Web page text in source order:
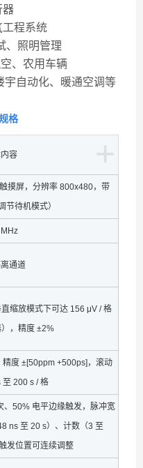
器
程系统
、照明管理
、农用车辆
宇自动化、暖通空调等
格
+
容
摸屏，分辨率 800x480，带
节待机模式）
通道
缩放模式下可达 156 μV / 格
），精度 ±2%
度 ±[50ppm +500ps]，滚动
200 s / 格
、50% 电平边缘触发，脉冲宽
ns 至 20 s）、计数（3 至
发位置可连续调整